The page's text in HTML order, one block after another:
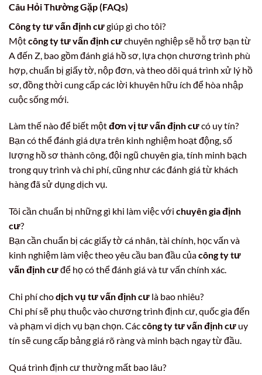
Câu Hỏi Thường Gặp (FAQs)
Công ty tư vấn định cưgiúp gì cho tôi?
Mộtcông ty tư vấn định cưchuyên nghiệp sẽ hỗ trợ bạn từ
A đến Z, bao gồm đánh giá hồ sơ, lựa chọn chương trình phù
hợp, chuẩn bị giấy tờ, nộp đơn, và theo dõi quá trình xử lý hồ
sơ, đồng thời cung cấp các lời khuyên hữu ích để hòa nhập
cuộc sống mới.
Làm thế nào để biết mộtđơn vị tư vấn định cưcó uy tín?
Bạn có thể đánh giá dựa trên kinh nghiệm hoạt động, số
lượng hồ sơ thành công, đội ngũ chuyên gia, tính minh bạch
trong quy trình và chi phí, cũng như các đánh giá từ khách
hàng đã sử dụng dịch vụ.
Tôi cần chuẩn bị những gì khi làm việc với chuyên gia định
cư?
Bạn cần chuẩn bị các giấy tờ cá nhân, tài chính, học vấn và
kinh nghiệm làm việc theo yêu cầu ban đầu củacông ty tư
vấn định cưđể họ có thể đánh giá và tư vấn chính xác.
Chi phí chodịch vụ tư vấn định cư là bao nhiêu?
Chi phí sẽ phụ thuộc vào chương trình định cư, quốc gia đến
và phạm vi dịch vụ bạn chọn. Cáccông ty tư vấn định cư uy
tín sẽ cung cấp bảng giá rõ ràng và minh bạch ngay từ đầu.
Quá trình định cư thường mất bao lâu?